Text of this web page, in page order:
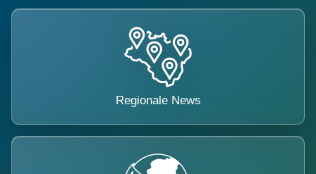
Regionale News